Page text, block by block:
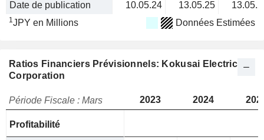
Date de publication 10.05.24 13.05.25
1JPY en Millions Données Estimées
Ratios Financiers Prévisionnels: Kokusai Electric
Corporation
Période Fiscale : Mars 2023 2024
Profitabilité